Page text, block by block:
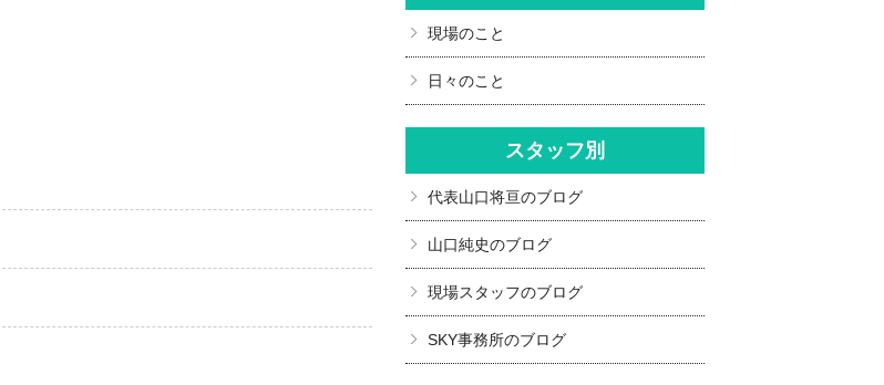
現場のこと
日々のこと
スタッフ別
代表山口将亘のブログ
山口純史のブログ
現場スタッフのブログ
SKY事務所のブログ